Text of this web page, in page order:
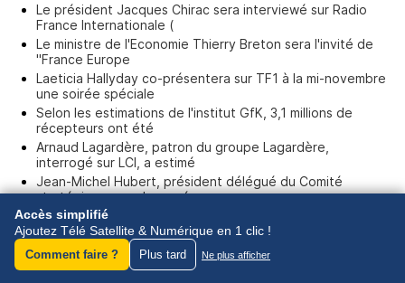
Le président Jacques Chirac sera interviewé sur Radio
France Internationale (
Le ministre de l'Economie Thierry Breton sera l'invité de
"France Europe
Laeticia Hallyday co-présentera sur TF1 à la mi-novembre
une soirée spéciale
Selon les estimations de l'institut GfK, 3,1 millions de
récepteurs ont été
Arnaud Lagardère, patron du groupe Lagardère,
interrogé sur LCI, a estimé
Jean-Michel Hubert, président délégué du Comité
stratégique pour le numé
Lundi 25 septembre 2006
« LES ETOILES CHERIE FM » PRESENTE PAR FLAVIE
FLAMENT PARRAINE PAR LIONEL
Accès simplifié
Ajoutez Télé Satellite & Numérique en 1 clic !
Comment faire ? Plus tard Ne plus afficher